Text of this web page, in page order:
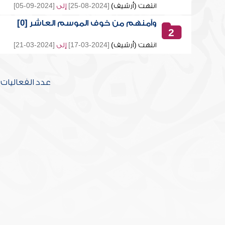
انتهت (أرشيف) [2024-08-25] إلى [2024-09-05]
2
وآمنهم من خوف الموسم العاشر [0]
انتهت (أرشيف) [2024-03-17] إلى [2024-03-21]
عدد الفعاليات [2] تحتوي على [20]